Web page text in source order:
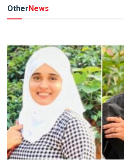
Other News